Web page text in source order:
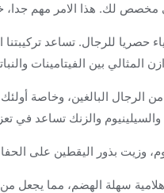
مخصص لك. هذا الامر مهم جدا،
حصريا للرجال. تساعد
المثالي بين الفيتامينات
وزيت بذور اليقطين على
هلامية سهلة الهضم، مما